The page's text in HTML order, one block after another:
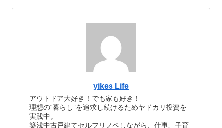
yikes Life
アウトドア大好き！でも家も好き！
理想の“暮らし”を追求し続けるためヤドカリ投資を
実践中。
築浅中古戸建てセルフリノベしながら、仕事、子育